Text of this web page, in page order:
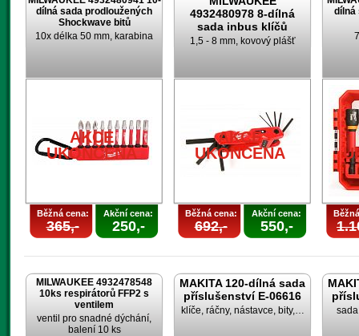
dílná sada prodloužených
Shockwave bitů
10x délka 50 mm, karabina
AKCE
UKONČENA
Běžná cena:
365,-
Akční cena:
250,-
4932480978 8-dílná
sada inbus klíčů
1,5 - 8 mm, kovový plášť
AKCE
UKONČENA
Běžná cena:
692,-
Akční cena:
550,-
dílná
MILWAUKEE 4932478548
10ks respirátorů FFP2 s
ventilem
ventil pro snadné dýchání,
balení 10 ks
MAKITA 120-dílná sada
příslušenství E-06616
klíče, ráčny, nástavce, bity,…